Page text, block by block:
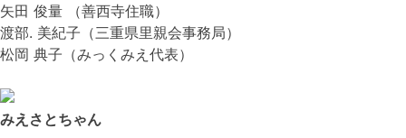
矢田 俊量 （善西寺住職）
渡部. 美紀子（三重県里親会事務局）
松岡 典子（みっくみえ代表）
みえさとちゃん